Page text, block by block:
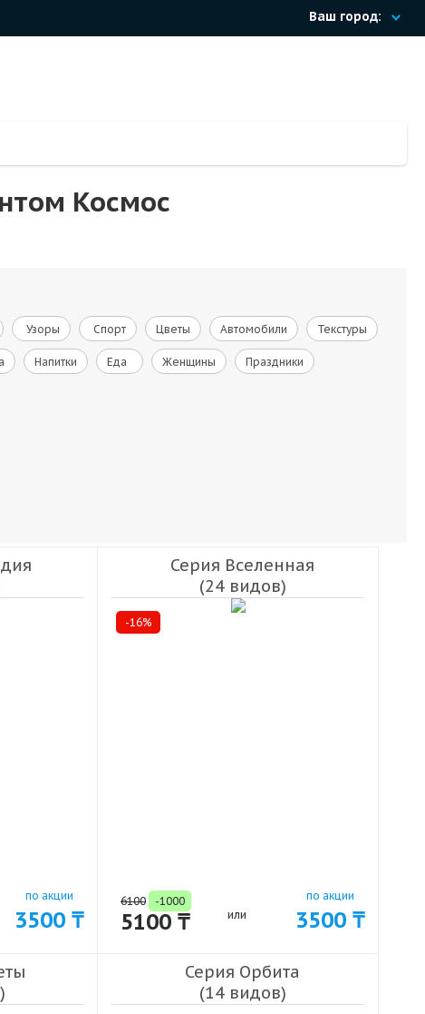
Ваш город:
Космос
Узоры Спорт Цветы Автомобили Текстуры
Напитки Еда Женщины Праздники
по акции
3500 ₸
Серия Вселенная
(24 видов)
-16%
6100 -1000
5100 ₸ или
по акции
3500 ₸
Серия Орбита
(14 видов)